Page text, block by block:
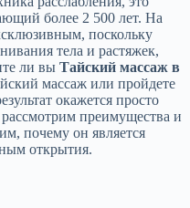
более 2 500 лет. На
поскольку
тела и растяжек,
ли вы Тайский массаж в
массаж или пройдете
окажется просто
преимущества и
почему он является
открытия.